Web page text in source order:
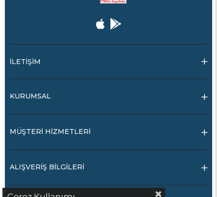
İLETİŞİM
KURUMSAL
MÜŞTERİ HİZMETLERİ
ALIŞVERİŞ BİLGİLERİ